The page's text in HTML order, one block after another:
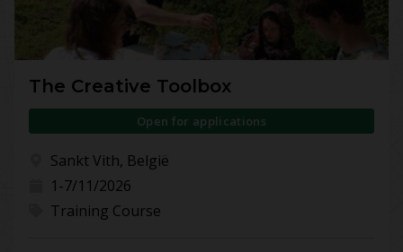
The Creative Toolbox
Open for applications
Sankt Vith, België
1-7/11/2026
Training Course